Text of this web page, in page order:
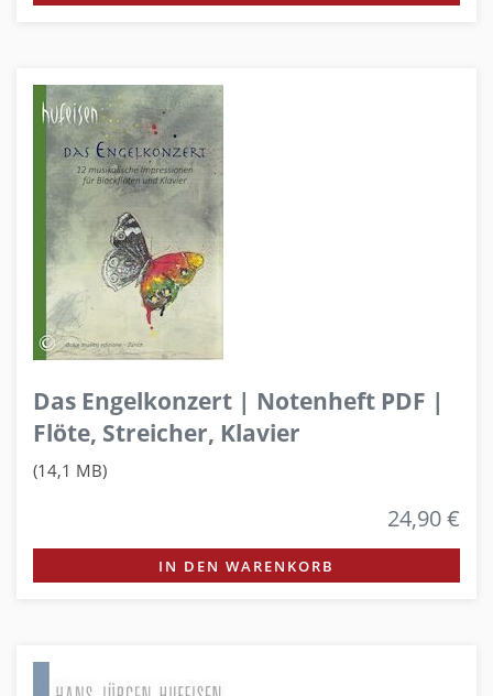
Das Engelkonzert | Notenheft PDF |
Flöte, Streicher, Klavier
(14,1 MB)
24,90 €
IN DEN WARENKORB